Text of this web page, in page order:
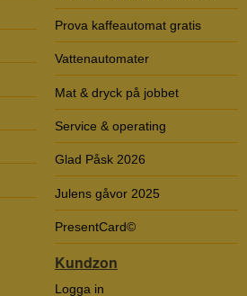
Prova kaffeautomat gratis
Vattenautomater
Mat & dryck på jobbet
Service & operating
Glad Påsk 2026
Julens gåvor 2025
PresentCard©
Kundzon
Logga in